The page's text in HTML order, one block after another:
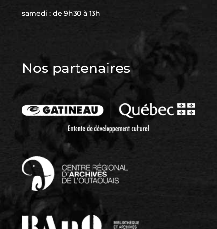
samedi : de 9h30 à 13h
Nos partenaires